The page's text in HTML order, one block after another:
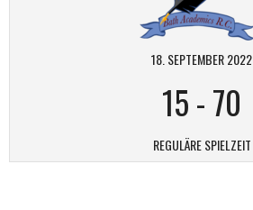
18. SEPTEMBER 2022
15-70
REGULÄRE SPIELZEIT